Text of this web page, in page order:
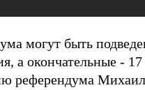
могут быть
а окончательные -
референдума